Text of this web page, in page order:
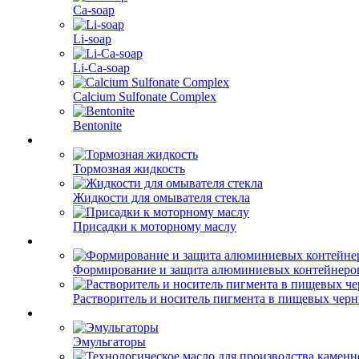
Ca-soap
Li-soap
Li-Ca-soap
Calcium Sulfonate Complex
Bentonite
Тормозная жидкость
Жидкости для омывателя стекла
Присадки к моторному маслу
Формирование и защита алюминиевых
Растворитель и носитель пигмента в пищевых
Эмульгаторы